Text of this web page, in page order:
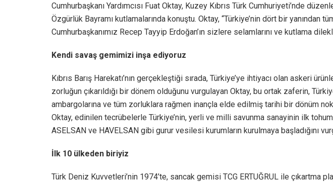
Cumhurbaşkanı Yardımcısı Fuat Oktay, Kuzey Kıbrıs Türk Cumhuriyeti’nde
Özgürlük Bayramı kutlamalarında konuştu. Oktay, “Türkiye’nin dört bir yanından
Cumhurbaşkanımız Recep Tayyip Erdoğan’ın sizlere selamlarını ve kutlama
Kendi savaş gemimizi inşa ediyoruz
Kıbrıs Barış Harekatı’nın gerçekleştiği sırada, Türkiye’ye ihtiyacı olan askeri
zorluğun çıkarıldığı bir dönem olduğunu vurgulayan Oktay, bu ortak zaferin,
ambargolarına ve tüm zorluklara rağmen inançla elde edilmiş tarihi bir dönüm
Oktay, edinilen tecrübelerle Türkiye’nin, yerli ve milli savunma sanayinin ilk
ASELSAN ve HAVELSAN gibi gurur vesilesi kurumların kurulmaya başladığını
İlk 10 ülkeden biriyiz
Türk Deniz Kuvvetleri’nin 1974’te, sancak gemisi TCG ERTUĞRUL ile çıkartma